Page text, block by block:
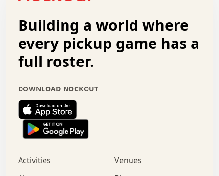
.   .   .   .   .   .   .   .   .   .   .   :   .
.   .   .   .   +   .   .   .   .   .   .   .   +
.   :   .   .   .   .   .   .   .   .   o   .   .
.   .   x   .   .   .   .   .   .   :   .   .   o
.   .   .   .   :   .   .   .   .   o   .   .   .
.   .   .   .   .   .   .   :   .   .   .   .   .
.   .   .   .   .   .   .   +   .   .   x   .   .
.   .   .   .   .   :   +   .   .   .   .   .   o
.   .   .   .   .   .   .   .   .   .   .   .   .
.   .   :   o   .   .   .   .   .   .   .   +   .
.   o   .   .   .   .   x   .   .   .   .   .   .
+   .   o   .   .   .   .   o   .   .   .   .
Building a world where
every pickup game has a
full roster.
DOWNLOAD NOCKOUT
Activities
Venues